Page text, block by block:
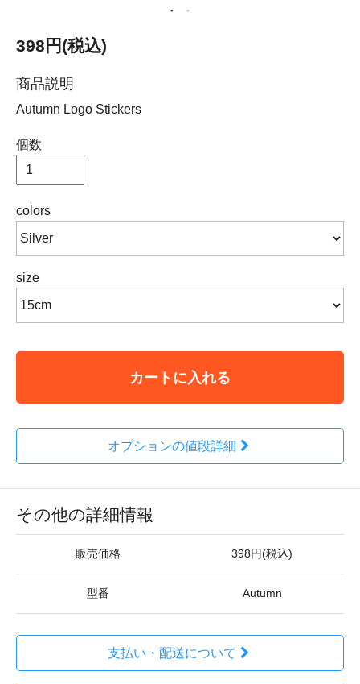
398円(税込)
商品説明
Autumn Logo Stickers
個数
colors
size
カートに入れる
オプションの値段詳細
その他の詳細情報
販売価格 398円(税込)
型番 Autumn
支払い・配送について